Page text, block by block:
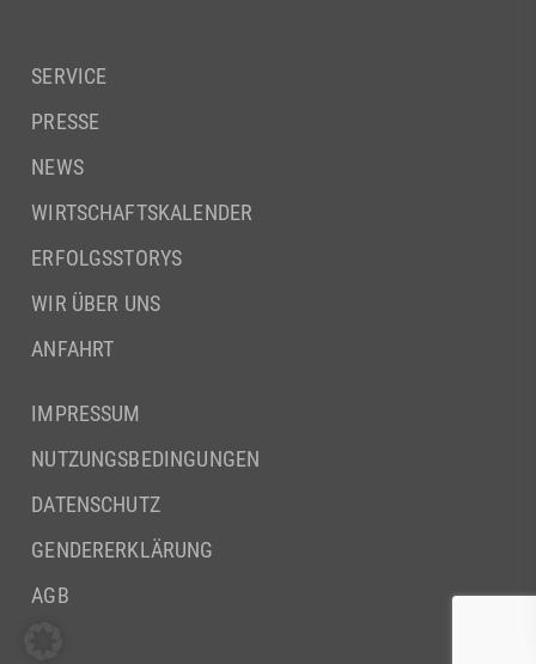
SERVICE
PRESSE
NEWS
WIRTSCHAFTSKALENDER
ERFOLGSSTORYS
WIR ÜBER UNS
ANFAHRT
IMPRESSUM
NUTZUNGSBEDINGUNGEN
DATENSCHUTZ
GENDERERKLÄRUNG
AGB